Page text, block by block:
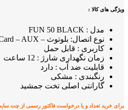
ویژگی های کالا :
مدل : FUN 50 BLACK
نوع اتصال: بلوتوث – TF Card – AUX
کاربری : قابل حمل
زمان نگهداری شارژ : 12 ساعت
قابلیت ضد آب : دارد
رنگبندی : مشکی
گارانتی اصلی تخت جمشید
برای خرید تعداد و یا درخواست فاکتور رسمی از چت سایت